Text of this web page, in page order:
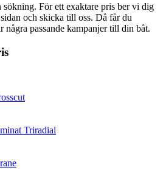
För ett exaktare pris ber vi dig
och skicka till oss. Då får du
några passande kampanjer till din båt.
Triradial